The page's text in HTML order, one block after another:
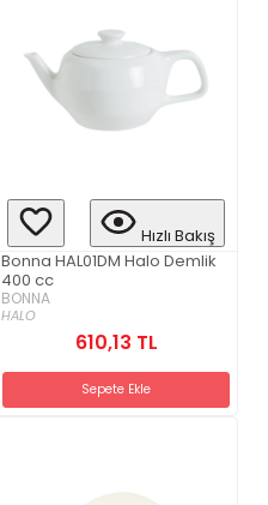
Hızlı Bakış
Bonna HAL01DM Halo Demlik
400 cc
BONNA
HALO
610,13 TL
Sepete Ekle